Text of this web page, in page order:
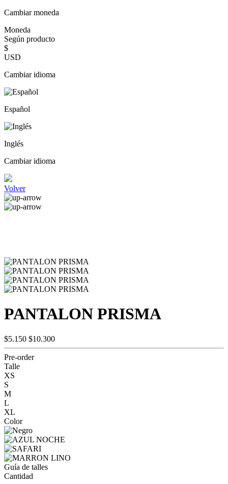
Cambiar moneda
Moneda
Según producto
$
USD
Cambiar idioma
Español
Inglés
Cambiar idioma
Volver
PANTALON PRISMA
$5.150 $10.300
Pre-order
Talle
XS
S
M
L
XL
Color
Guía de talles
Cantidad